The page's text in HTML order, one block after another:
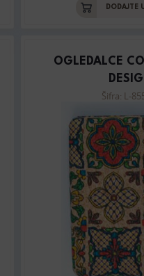
DODAJTE
OGLEDALCE
Šifra: L-